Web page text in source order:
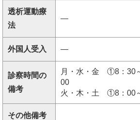
透析運動療
法
―
外国人受入 ―
診察時間の
備考
月・水・金 ①8：30
00
火・木・土 ①8：00
その他備考